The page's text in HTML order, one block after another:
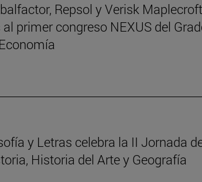
Repsol y Verisk
primer congreso NEXUS del
y Letras celebra la II Jornada
Historia del Arte y Geografía